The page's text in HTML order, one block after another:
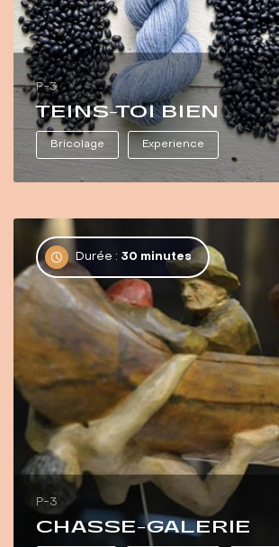
P-3
TEINS-TOI BIEN
Bricolage Experience
Durée : 30 minutes
P-3
CHASSE-GALERIE